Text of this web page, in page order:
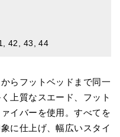
42, 43, 44
らフットベッドまで同⼀
上質なスエード、フット
イバーを使⽤。すべてを
に仕上げ、幅広いスタイ